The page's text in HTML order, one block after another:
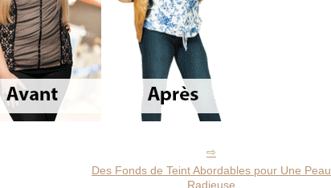
Des Fonds de Teint Abordables pour Une Peau
Radieuse